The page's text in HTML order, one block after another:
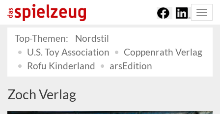
Top-Themen:
Nordstil
U.S. Toy Association
Coppenrath Verlag
Rofu Kinderland
arsEdition
Zoch Verlag